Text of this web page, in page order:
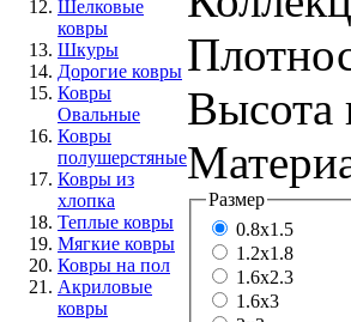
Шелковые
ковры
Шкуры
Дорогие ковры
Ковры
Овальные
Ковры
полушерстяные
Ковры из
хлопка
Теплые ковры
Мягкие ковры
Ковры на пол
Акриловые
ковры
Высота
Размер
0.8x1.5
1.2х1.8
1.6x2.3
1.6x3